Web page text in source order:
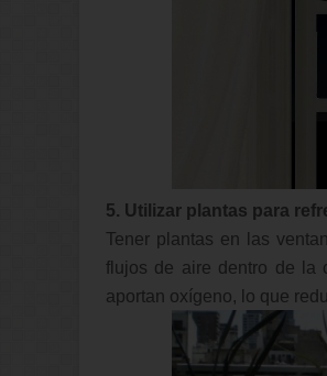
5. Utilizar plantas para
Tener plantas en las
flujos de aire dentro de la
aportan oxígeno, lo que